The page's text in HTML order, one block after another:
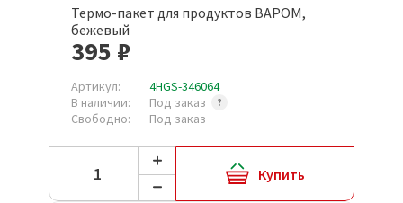
Термо-пакет для продуктов BAPOM,
бежевый
395 ₽
Артикул:
4HGS-346064
В наличии:
Под заказ
Свободно:
Под заказ
Купить